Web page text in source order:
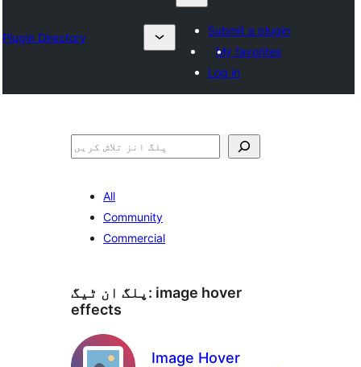
Plugin Directory
Submit a plugin
My favorites
Log in
تلاش
All
Community
Commercial
پلگ ان ٹیگ: image hover
effects
Image Hover